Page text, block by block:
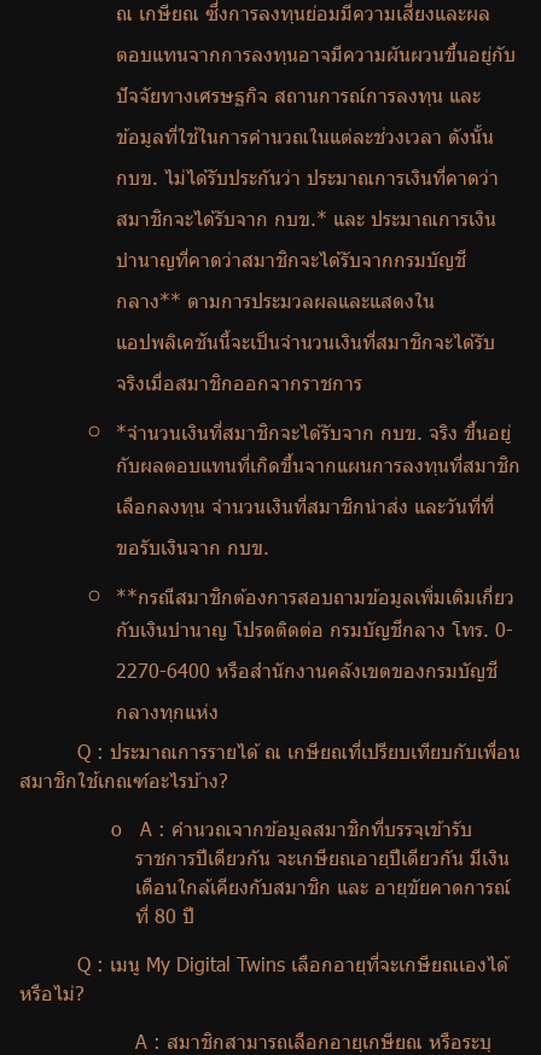
ณ เกษียณ ซึ่งการลงทุนย่อมมีความเสี่ยงและผล
ตอบแทนจากการลงทุนอาจมีความผันผวนขึ้นอยู่กับ
ปัจจัยทางเศรษฐกิจ สถานการณ์การลงทุน และ
ข้อมูลที่ใช้ในการคํานวณในแต่ละช่วงเวลา ดังนั้น
กบข. ไม่ได้รับประกันว่า ประมาณการเงินที่คาดว่า
สมาชิกจะได้รับจาก กบข.* และ ประมาณการเงิน
บำนาญที่คาดว่าสมาชิกจะได้รับจากกรมบัญชี
กลาง** ตามการประมวลผลและแสดงใน
แอปพลิเคชันนี้จะเป็นจำนวนเงินที่สมาชิกจะได้รับ
จริงเมื่อสมาชิกออกจากราชการ
*จำนวนเงินที่สมาชิกจะได้รับจาก กบข. จริง ขึ้นอยู่
กับผลตอบแทนที่เกิดขึ้นจากแผนการลงทุนที่สมาชิก
เลือกลงทุน จำนวนเงินที่สมาชิกนำส่ง และวันที่ที่
ขอรับเงินจาก กบข.
**กรณีสมาชิกต้องการสอบถามข้อมูลเพิ่มเติมเกี่ยว
กับเงินบำนาญ โปรดติดต่อ กรมบัญชีกลาง โทร. 0-
2270-6400 หรือสํานักงานคลังเขตของกรมบัญชี
กลางทุกแห่ง
Q : ประมาณการรายได้ ณ เกษียณที่เปรียบเทียบกับเพื่อน
สมาชิกใช้เกณฑ์อะไรบ้าง?
o A : คำนวณจากข้อมูลสมาชิกที่บรรจุเข้ารับ
ราชการปีเดียวกัน จะเกษียณอายุปีเดียวกัน มีเงิน
เดือนใกล้เคียงกับสมาชิก และ อายุขัยคาดการณ์
ที่ 80 ปี
Q : เมนู My Digital Twins เลือกอายุที่จะเกษียณเองได้
หรือไม่?
A : สมาชิกสามารถเลือกอายุเกษียณ หรือระบุ